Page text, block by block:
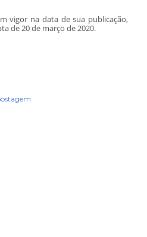
vigor na data de sua publicação,
de 20 de março de 2020.